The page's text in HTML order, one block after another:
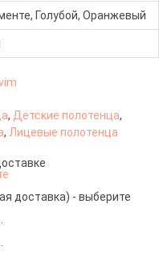
Голубой, Оранжевый
, Детские полотенца,
, Лицевые полотенца
доставка) - выберите